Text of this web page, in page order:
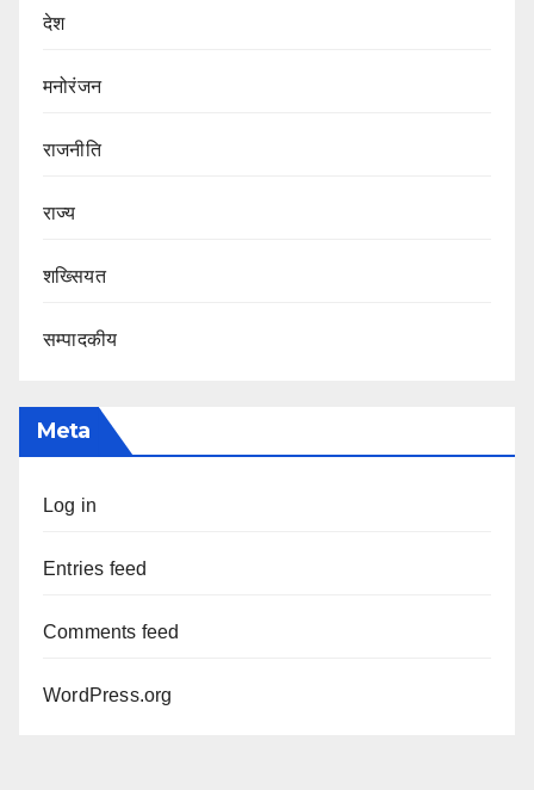
देश
मनोरंजन
राजनीति
राज्य
शख्सियत
सम्पादकीय
Meta
Log in
Entries feed
Comments feed
WordPress.org